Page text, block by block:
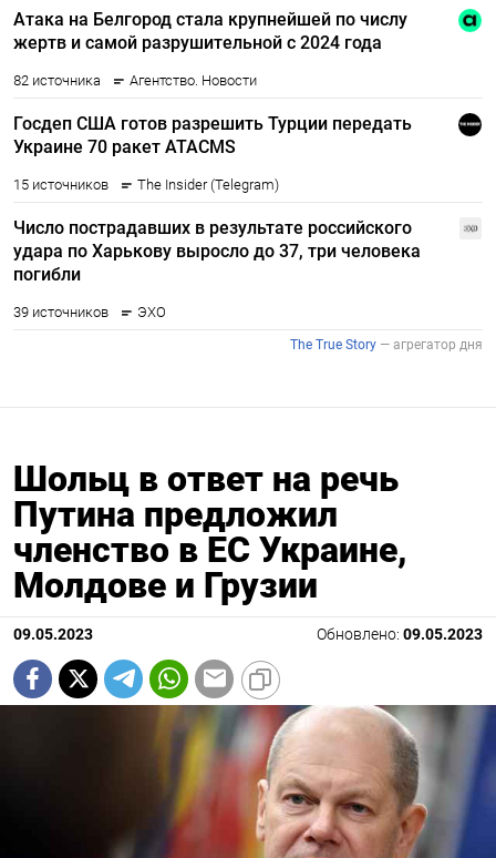
Шольц в ответ на речь
Путина предложил
членство в ЕС Украине,
Молдове и Грузии
09.05.2023 Обновлено: 09.05.2023